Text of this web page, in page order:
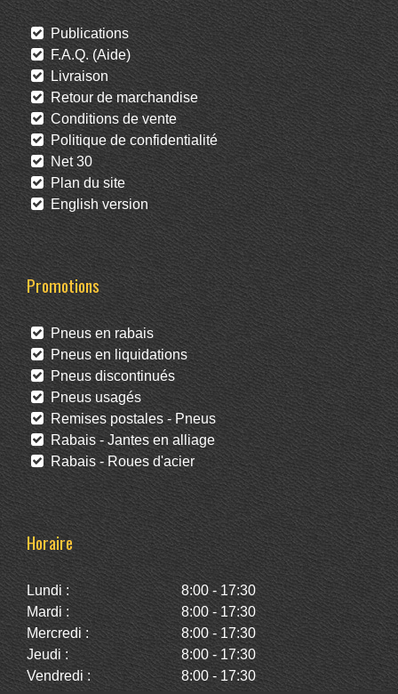
Publications
F.A.Q. (Aide)
Livraison
Retour de marchandise
Conditions de vente
Politique de confidentialité
Net 30
Plan du site
English version
Promotions
Pneus en rabais
Pneus en liquidations
Pneus discontinués
Pneus usagés
Remises postales - Pneus
Rabais - Jantes en alliage
Rabais - Roues d'acier
Horaire
Lundi :
8:00 - 17:30
Mardi :
8:00 - 17:30
Mercredi :
8:00 - 17:30
Jeudi :
8:00 - 17:30
Vendredi :
8:00 - 17:30